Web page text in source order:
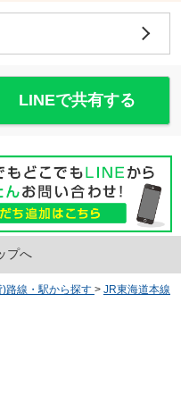
LINEで共有する
プへ
)路線・駅から探す > JR東海道本線